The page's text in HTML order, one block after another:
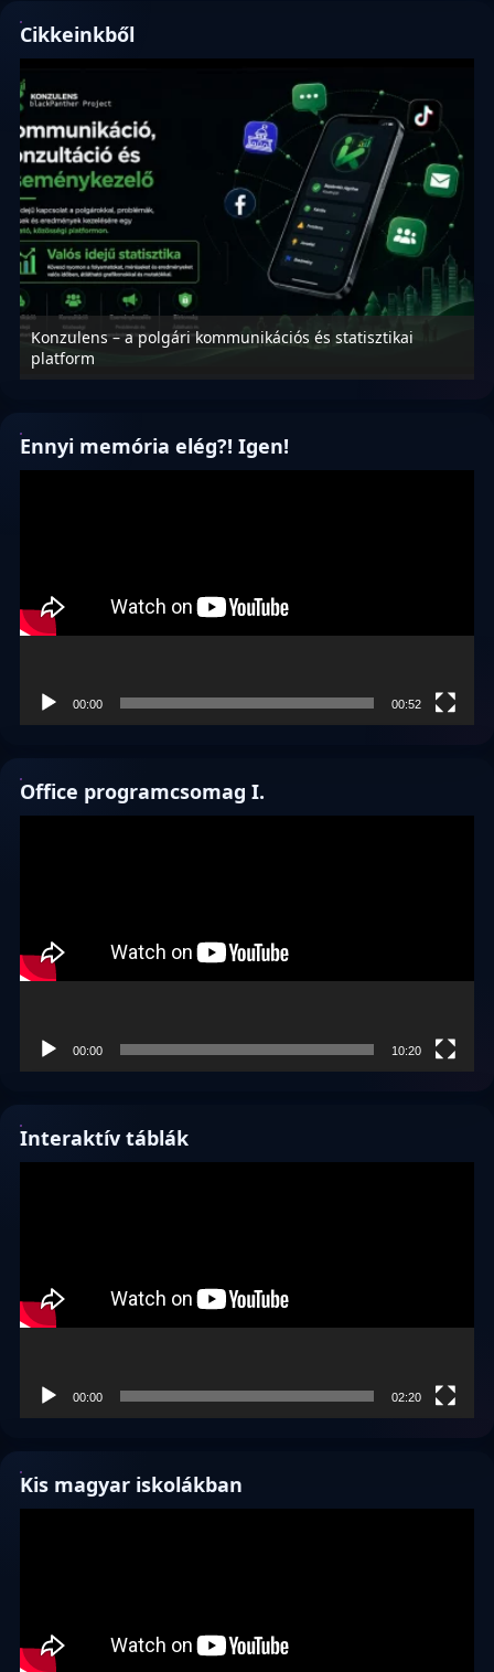
Cikkeinkből
Konzulens – a polgári kommunikációs és statisztikai
platform
Ennyi memória elég?! Igen!
00:00 00:52
Office programcsomag I.
00:00 10:20
Interaktív táblák
00:00 02:20
Kis magyar iskolákban